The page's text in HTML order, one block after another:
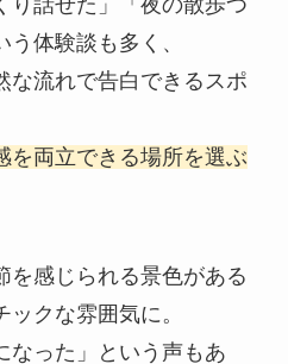
体験談も多く、
な流れで告白できるスポ
を両立できる場所を選ぶ
を感じられる景色がある
クな雰囲気に。
なった」という声もあ